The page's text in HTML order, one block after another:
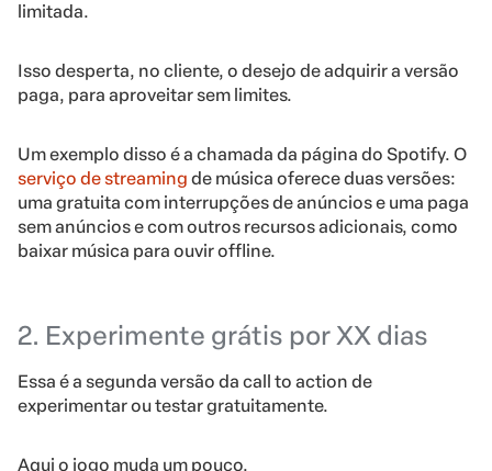
limitada.
Isso desperta, no cliente, o desejo de adquirir a versão
paga, para aproveitar sem limites.
Um exemplo disso é a chamada da página do Spotify. O
serviço de streaming de música oferece duas versões:
uma gratuita com interrupções de anúncios e uma paga
sem anúncios e com outros recursos adicionais, como
baixar música para ouvir offline.
2. Experimente grátis por XX dias
Essa é a segunda versão da call to action de
experimentar ou testar gratuitamente.
Aqui o jogo muda um pouco.